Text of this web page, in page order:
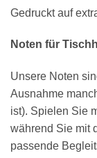
Gedruckt auf
Noten für
Unsere Noten
Ausnahme
ist). Spielen Sie
während Sie mit
passende
18 SAITEN